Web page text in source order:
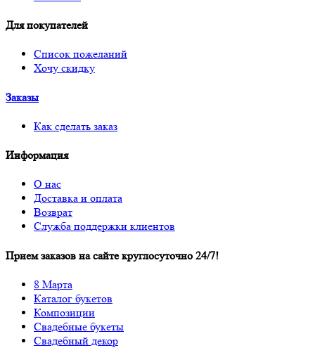
Для покупателей
Список пожеланий
Хочу скидку
Заказы
Как сделать заказ
Информация
О нас
Доставка и оплата
Возврат
Служба поддержки клиентов
Прием заказов на сайте круглосуточно 24/7!
8 Марта
Каталог букетов
Композиции
Свадебные букеты
Свадебный декор